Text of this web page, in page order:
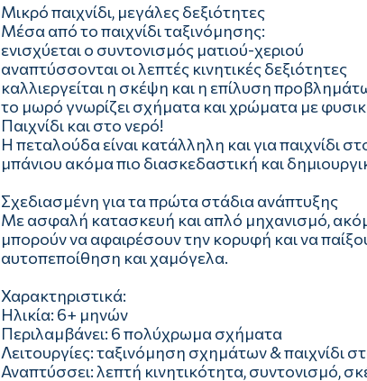
Μικρό παιχνίδι, μεγάλες δεξιότητες
Μέσα από το παιχνίδι ταξινόμησης:
ενισχύεται ο συντονισμός ματιού-χεριού
αναπτύσσονται οι λεπτές κινητικές δεξιότητες
καλλιεργείται η σκέψη και η επίλυση
το μωρό γνωρίζει σχήματα και χρώματα με
Παιχνίδι και στο νερό!
Η πεταλούδα είναι κατάλληλη και για παιχνίδι
μπάνιου ακόμα πιο διασκεδαστική και
Σχεδιασμένη για τα πρώτα στάδια ανάπτυξης
Με ασφαλή κατασκευή και απλό μηχανισμό,
μπορούν να αφαιρέσουν την κορυφή και να
αυτοπεποίθηση και χαμόγελα.
Χαρακτηριστικά:
Ηλικία: 6+ μηνών
Περιλαμβάνει: 6 πολύχρωμα σχήματα
Λειτουργίες: ταξινόμηση σχημάτων & παιχνίδι
Αναπτύσσει: λεπτή κινητικότητα, συντονισμό,